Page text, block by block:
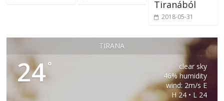
Tiranából
2018-05-31
TIRANA
24°
clear sky
46% humidity
wind: 2m/s E
H 24 • L 24